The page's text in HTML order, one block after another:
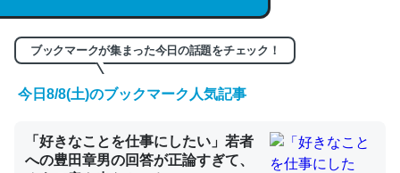
─GPTの仕組みと限界についての考察（１） - conceptualization
くらい。小説でいう「ずっと前の伏線」は回収されないけ
ブックマークが集まった今日の話題をチェック！
今日8/8(土)のブックマーク人気記事
「好きなことを仕事にしたい」若者
への豊田章男の回答が正論すぎて、